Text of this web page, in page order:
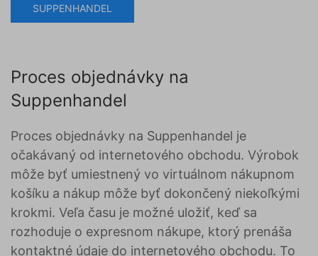
SUPPENHANDEL
Proces objednávky na
Suppenhandel
Proces objednávky na Suppenhandel je
očakávaný od internetového obchodu. Výrobok
môže byť umiestnený vo virtuálnom nákupnom
košíku a nákup môže byť dokončený niekoľkými
krokmi. Veľa času je možné uložiť, keď sa
rozhoduje o expresnom nákupe, ktorý prenáša
kontaktné údaje do internetového obchodu. To